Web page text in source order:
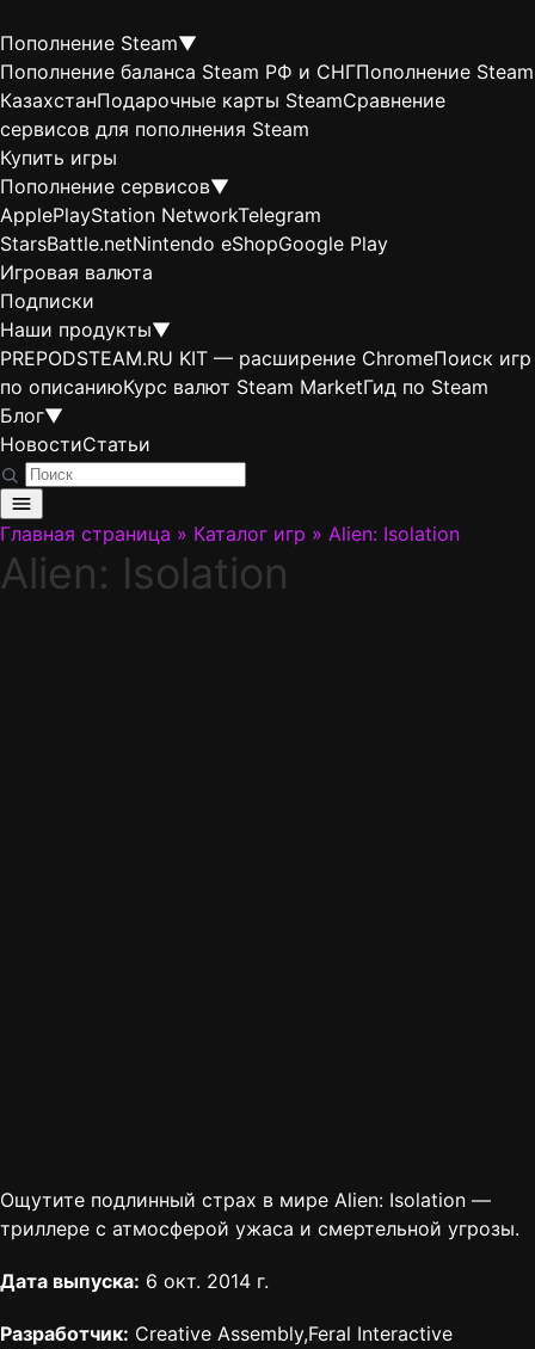
Пополнение Steam▼
Пополнение баланса Steam РФ и СНГПополнение Steam
КазахстанПодарочные карты SteamСравнение
сервисов для пополнения Steam
Купить игры
Пополнение сервисов▼
ApplePlayStation NetworkTelegram
StarsBattle.netNintendo eShopGoogle Play
Игровая валюта
Подписки
Наши продукты▼
PREPODSTEAM.RU KIT — расширение ChromeПоиск игр
по описаниюКурс валют Steam MarketГид по Steam
Блог▼
НовостиСтатьи
Главная страница » Каталог игр » Alien: Isolation
Alien: Isolation
Ощутите подлинный страх в мире Alien: Isolation —
триллере с атмосферой ужаса и смертельной угрозы.
Дата выпуска: 6 окт. 2014 г.
Разработчик: Creative Assembly,Feral Interactive